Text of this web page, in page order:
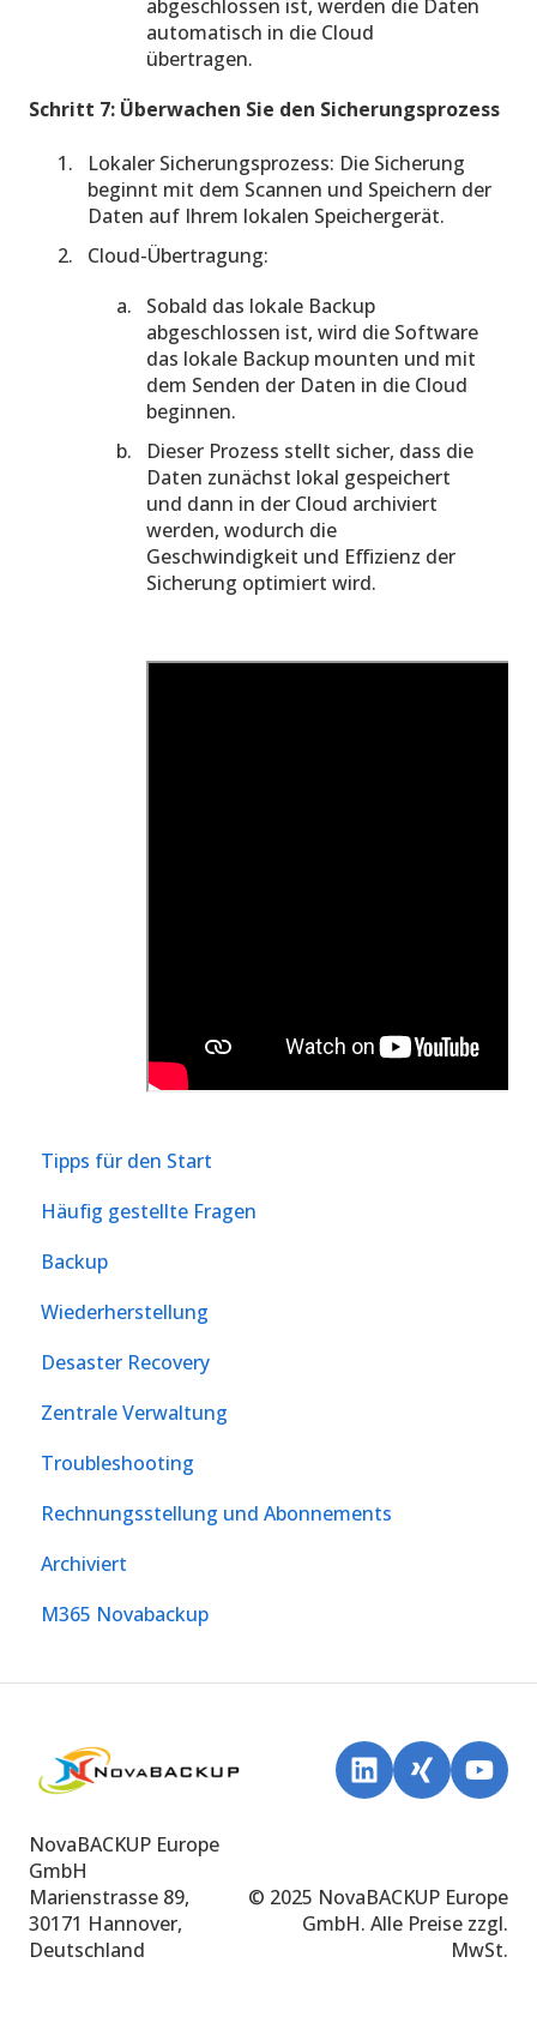
abgeschlossen ist, werden die Daten
automatisch in die Cloud
übertragen.
Schritt 7: Überwachen Sie den Sicherungsprozess
Lokaler Sicherungsprozess: Die Sicherung
beginnt mit dem Scannen und Speichern der
Daten auf Ihrem lokalen Speichergerät.
Cloud-Übertragung:
Sobald das lokale Backup
abgeschlossen ist, wird die Software
das lokale Backup mounten und mit
dem Senden der Daten in die Cloud
beginnen.
Dieser Prozess stellt sicher, dass die
Daten zunächst lokal gespeichert
und dann in der Cloud archiviert
werden, wodurch die
Geschwindigkeit und Effizienz der
Sicherung optimiert wird.
Tipps für den Start
Häufig gestellte Fragen
Backup
Wiederherstellung
Desaster Recovery
Zentrale Verwaltung
Troubleshooting
Rechnungsstellung und Abonnements
Archiviert
M365 Novabackup
NovaBACKUP Europe
GmbH
Marienstrasse 89,
30171 Hannover,
Deutschland
© 2025 NovaBACKUP Europe
GmbH. Alle Preise zzgl.
MwSt.